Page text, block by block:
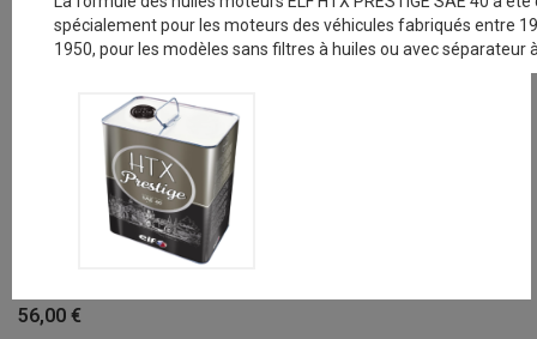
ELF HTX PRESTIGE SAE 40 - 5L
56,00 €
spécialement pour les moteurs des véhicules fabriqués entre
1950, pour les modèles sans filtres à huiles ou avec séparateur